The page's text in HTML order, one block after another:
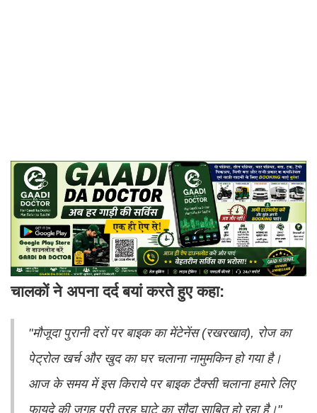
चालकों ने अपना दर्द बयां करते हुए कहा:
"मौजूदा पुरानी दरों पर बाइक का मेंटेनेंस (रखरखाव), रोज का
पेट्रोल खर्च और खुद का घर चलाना नामुमकिन हो गया है।
आज के समय में इस किराये पर बाइक टैक्सी चलाना हमारे लिए
फायदे की जगह पूरी तरह घाटे का सौदा साबित हो रहा है।"